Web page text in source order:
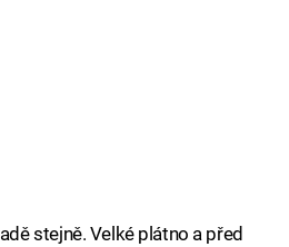
stejně. Velké plátno a před